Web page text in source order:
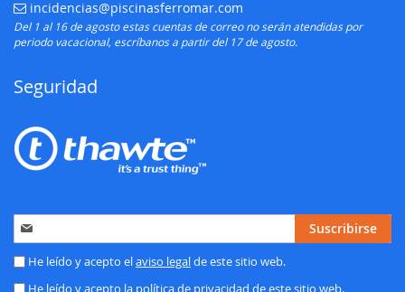
E-mail:
incidencias@piscinasferromar.com
Del 1 al 16 de agosto estas cuentas de correo no serán atendidas por
periodo vacacional, escríbanos a partir del 17 de agosto.
Seguridad
Inscríbase
a
nuestro
Suscribirse
He leído y acepto elaviso legalde este sitio web.